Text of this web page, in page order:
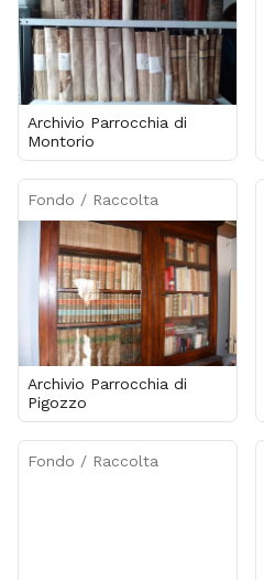
Archivio Parrocchia di
Montorio
Fondo / Raccolta
Archivio Parrocchia di
Pigozzo
Fondo / Raccolta